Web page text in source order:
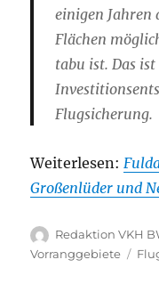
einigen Jahren
Flächen
tabu ist. Das
Flugsicherung.
Weiterlesen:
Großenlüder und
Autor
Redaktion VKH
Vorranggebiete